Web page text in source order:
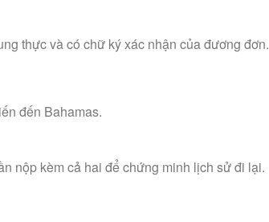
thực và có chữ ký xác nhận của đương đơn.
đến Bahamas.
nộp kèm cả hai để chứng minh lịch sử đi lại.